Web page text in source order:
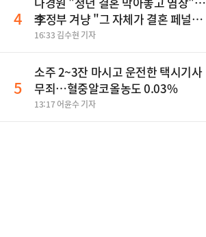
4
李정부 겨냥 "그 자체가 결혼 페널
티"
16:33 김수현 기자
5
소주 2~3잔 마시고 운전한 택시기사
무죄…혈중알코올농도 0.03%
13:17 어윤수 기자